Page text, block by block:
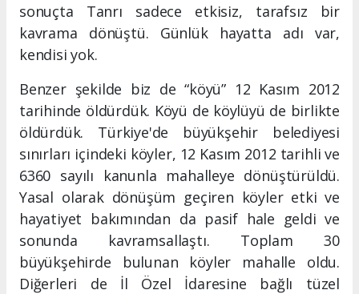
sonuçta Tanrı sadece etkisiz, tarafsız bir
kavrama dönüştü. Günlük hayatta adı var,
kendisi yok.
Benzer şekilde biz de “köyü” 12 Kasım 2012
tarihinde öldürdük. Köyü de köylüyü de birlikte
öldürdük. Türkiye'de büyükşehir belediyesi
sınırları içindeki köyler, 12 Kasım 2012 tarihli ve
6360 sayılı kanunla mahalleye dönüştürüldü.
Yasal olarak dönüşüm geçiren köyler etki ve
hayatiyet bakımından da pasif hale geldi ve
sonunda kavramsallaştı. Toplam 30
büyükşehirde bulunan köyler mahalle oldu.
Diğerleri de İl Özel İdaresine bağlı tüzel